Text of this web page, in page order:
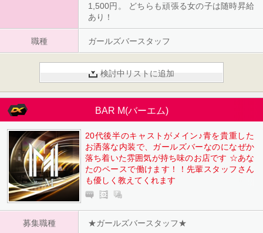
1,500円。 どちらも頑張る女の子は随時昇給
あり！
職種 ガールズバースタッフ
検討中リストに追加
BAR M(バーエム)
20代後半のキャストがメイン♪青を貴重した
お洒落な内装で、ガールズバーなのになぜか
落ち着いた雰囲気が持ち味のお店です ☆あな
たのペースで働けます！！先輩スタッフさん
も優しく教えてくれます
募集職種 ★ガールズバースタッフ★